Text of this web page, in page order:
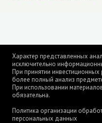
Характер представленных
исключительно
При принятии
более полный анализ
При использовании
обязательна.
Политика организации
персональных данных